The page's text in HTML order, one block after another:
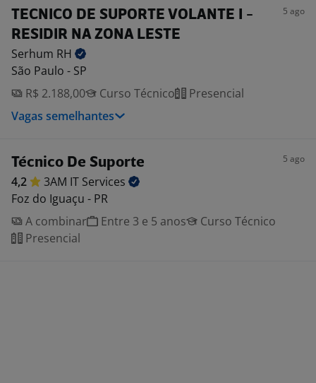
TECNICO DE SUPORTE VOLANTE I -
RESIDIR NA ZONA LESTE
5 ago
Serhum RH
São Paulo - SP
R$ 2.188,00
Curso Técnico
Presencial
Vagas semelhantes
Técnico De Suporte 5 ago
4,2 3AM IT Services
Foz do Iguaçu - PR
A combinar
Entre 3 e 5 anos
Curso Técnico
Presencial